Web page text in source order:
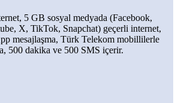
5 GB sosyal medyada (Facebook,
X, TikTok, Snapchat) geçerli internet,
mesajlaşma, Türk Telekom mobillilerle
500 dakika ve 500 SMS içerir.